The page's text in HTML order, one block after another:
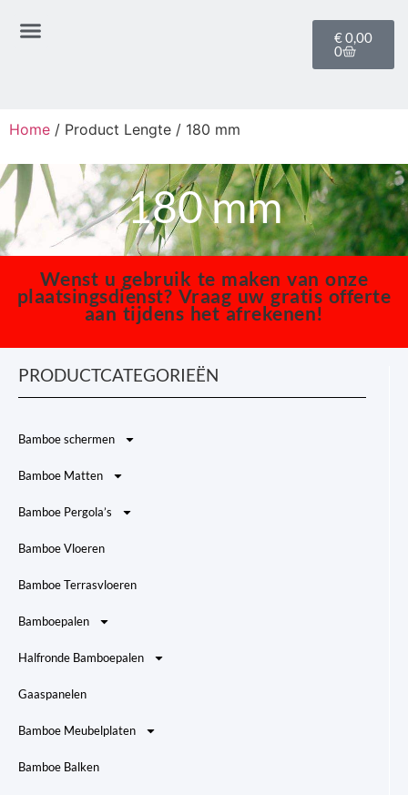
€0,00
0
Home / Product Lengte / 180 mm
180 mm
Wenst u gebruik te maken van onze
plaatsingsdienst? Vraag uw gratis offerte
aan tijdens het afrekenen!
PRODUCTCATEGORIEËN
Bamboe schermen
Bamboe Matten
Bamboe Pergola’s
Bamboe Vloeren
Bamboe Terrasvloeren
Bamboepalen
Halfronde Bamboepalen
Gaaspanelen
Bamboe Meubelplaten
Bamboe Balken